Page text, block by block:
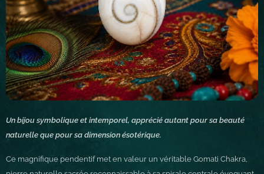
Un bijou symbolique et intemporel, apprécié autant pour sa beauté
naturelle que pour sa dimension ésotérique.
Ce magnifique pendentif met en valeur un véritable Gomati Chakra,